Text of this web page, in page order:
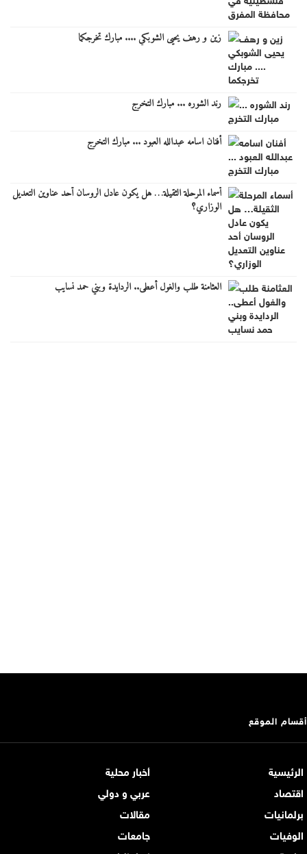
زين و رهف يحيى الشوبكي .... مبارك تخرجكما
رند الشوره ... مبارك التخرج
أفنان اسامه عبدالله العبود ... مبارك التخرج
أسماء المرحلة الثقيلة… هل يكون عادل الروسان أحد عناوين التعديل
الوزاري؟
العثامنة طلب والغول أعطى.. الردايدة وبني حمد نسايب
أقسام الموقع
الرئيسية
أخبار محلية
اقتصاد
عربي و دولي
برلمانيات
مقالات
الوفيات
جامعات